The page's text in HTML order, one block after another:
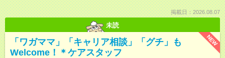
掲載日：2026.08.07
未読
NEW
「ワガママ」「キャリア相談」「グチ」も
Welcome！＊ケアスタッフ